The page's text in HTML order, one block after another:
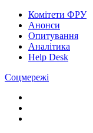
Комітети ФРУ
Анонси
Опитування
Аналітика
Help Desk
Соцмережі